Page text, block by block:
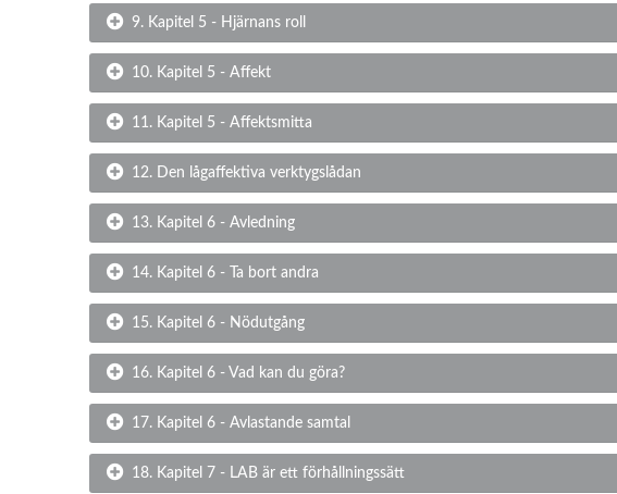
9. Kapitel 5 - Hjärnans roll
10. Kapitel 5 - Affekt
11. Kapitel 5 - Affektsmitta
12. Den lågaffektiva verktygslådan
13. Kapitel 6 - Avledning
14. Kapitel 6 - Ta bort andra
15. Kapitel 6 - Nödutgång
16. Kapitel 6 - Vad kan du göra?
17. Kapitel 6 - Avlastande samtal
18. Kapitel 7 - LAB är ett förhållningssätt